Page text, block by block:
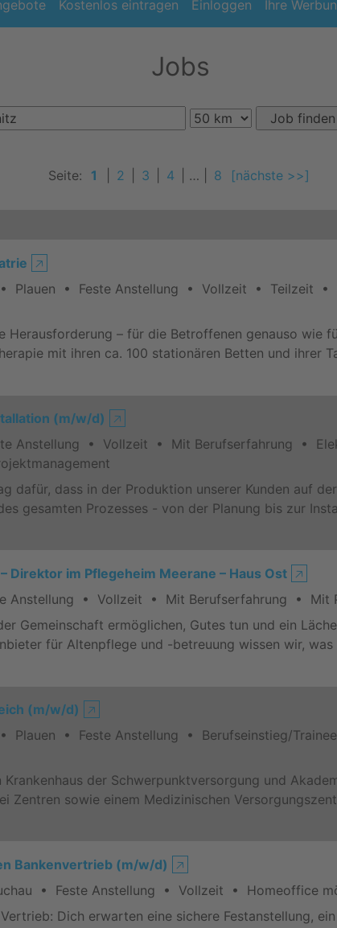
Kostenlos eintragen Einloggen Ihre
Jobs
Seite: 1 2 3 4 | … | 8 [nächste >>]
🡥
• Plauen • Feste Anstellung • Vollzeit • Teilzeit •
Herausforderung – für die Betroffenen genauso wie
mit ihren ca. 100 stationären Betten und ihrer
(m/w/d)
🡥
Anstellung • Vollzeit • Mit Berufserfahrung •
dafür, dass in der Produktion unserer Kunden auf
gesamten Prozesses - von der Planung bis zur
im Pflegeheim Meerane – Haus Ost 🡥
Anstellung • Vollzeit • Mit Berufserfahrung • Mit
Gemeinschaft ermöglichen, Gutes tun und ein
für Altenpflege und -betreuung wissen wir,
(m/w/d)
🡥
• Plauen • Feste Anstellung • Berufseinstieg/
der Schwerpunktversorgung und
Zentren sowie einem Medizinischen
Bankenvertrieb (m/w/d)
🡥
• Feste Anstellung • Vollzeit • Homeoffice
Dich erwarten eine sichere Festanstellung,